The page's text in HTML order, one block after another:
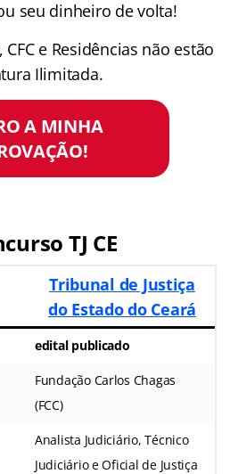
seu dinheiro de volta!
e Residências não estão
Ilimitada.
A MINHA
TJ CE
Tribunal de Justiça
do Estado do Ceará
edital publicado
Fundação Carlos Chagas
(FCC)
Analista Judiciário, Técnico
Judiciário e Oficial de Justiça